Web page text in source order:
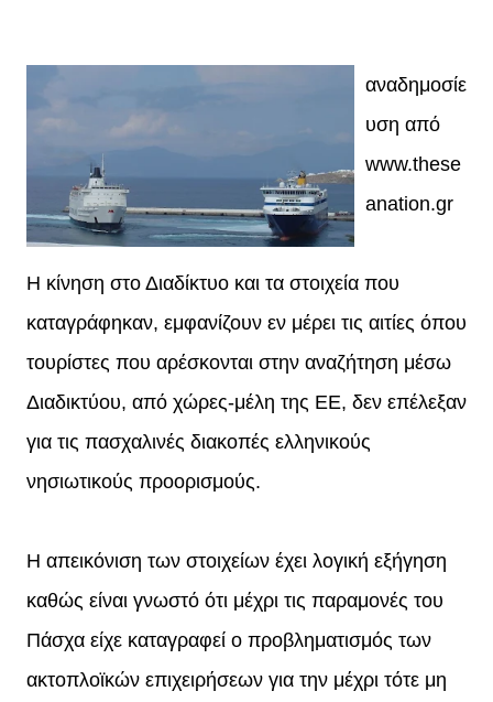
αναδημοσίε
υση από
www.these
anation.gr
Η κίνηση στο Διαδίκτυο και τα στοιχεία που
καταγράφηκαν, εμφανίζουν εν μέρει τις αιτίες όπου
τουρίστες που αρέσκονται στην αναζήτηση μέσω
Διαδικτύου, από χώρες-μέλη της ΕΕ, δεν επέλεξαν
για τις πασχαλινές διακοπές ελληνικούς
νησιωτικούς προορισμούς.
Η απεικόνιση των στοιχείων έχει λογική εξήγηση
καθώς είναι γνωστό ότι μέχρι τις παραμονές του
Πάσχα είχε καταγραφεί ο προβληματισμός των
ακτοπλοϊκών επιχειρήσεων για την μέχρι τότε μη